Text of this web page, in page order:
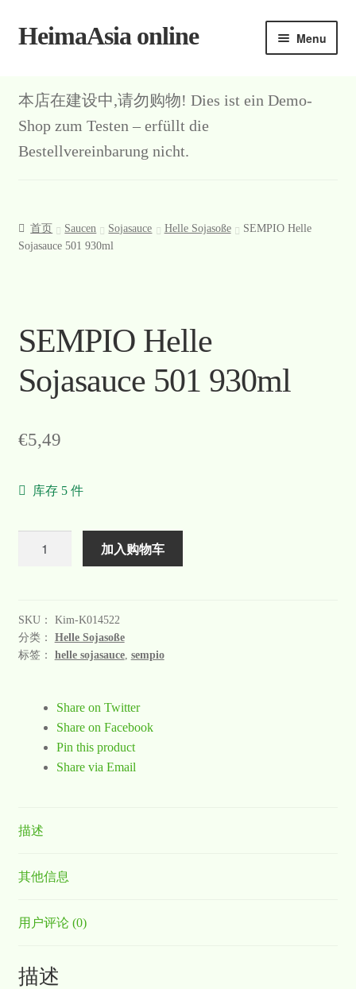
Skip
Skip
HeimaAsia online Menu
About
AGB
Datenschutz
Mein Konto
Warenkorb
关于
本店在建设中,请勿购物! Dies ist ein Demo-
Shop zum Testen – erfüllt die
Bestellvereinbarung nicht.
首页 Saucen Sojasauce Helle Sojasoße
SEMPIO Helle
Sojasauce 501 930ml
SEMPIO Helle
Sojasauce 501 930ml
€5,49
库存 5 件
加入购物车
SKU： Kim-K014522
分类： Helle Sojasoße
标签： helle sojasauce, sempio
Share on Twitter
Share on Facebook
Pin this product
Share via Email
描述
其他信息
用户评论 (0)
描述